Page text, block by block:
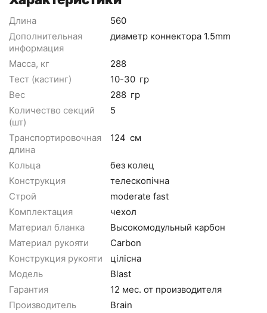
Длина
560
Дополнительная
информация
диаметр коннектора 1.5mm
Масса, кг
288
Тест (кастинг)
10-30 гр
Вес
288 гр
Количество секций
(шт)
5
Транспортировочная
длина
124 см
Кольца
без колец
Конструкция
телескопічна
Строй
moderate fast
Комплектация
чехол
Материал бланка
Высокомодульный карбон
Материал рукояти
Carbon
Конструкция рукояти
цілісна
Модель
Blast
Гарантия
12 мес. от производителя
Производитель
Brain